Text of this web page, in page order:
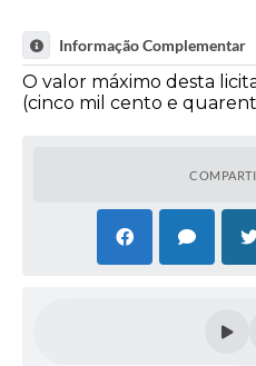
Informação Complementar
O valor máximo desta
(cinco mil cento e